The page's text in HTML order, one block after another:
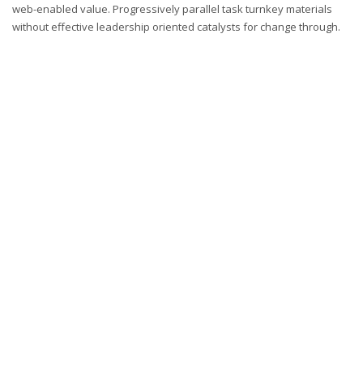
web-enabled value. Progressively parallel task turnkey materials
without effective leadership oriented catalysts for change through.